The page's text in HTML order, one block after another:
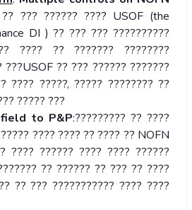
??? ?????? ???? USOF (the
DI ) ?? ??? ??? ??????????
???? ?? ??????? ????????
???USOF ?? ??? ?????? ???????
???? ?????, ????? ???????? ??
????? ???
to P&P:????????? ?? ????
???? ???? ?? ???? ?? NOFN
???? ?????? ???? ???? ??????
?? ?????? ?? ??? ?? ????
?? ??? ??????????? ???? ????